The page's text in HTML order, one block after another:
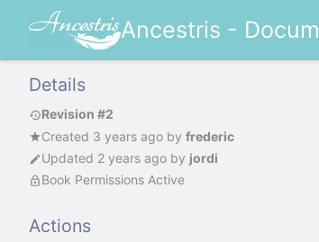
Ancestris -
Details
Revision #2
Created 3 years ago by frederic
Updated 2 years ago by jordi
Book Permissions Active
Actions